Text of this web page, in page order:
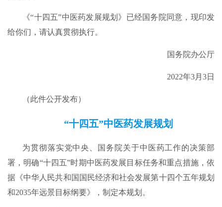
《“十四五”中医药发展规划》已经国务院同意，现印发
给你们，请认真贯彻执行。
国务院办公厅
2022年3月3日
（此件公开发布）
“十四五”中医药发展规划
为贯彻落实党中央、国务院关于中医药工作的决策部
署，明确“十四五”时期中医药发展目标任务和重点措施，依
据《中华人民共和国国民经济和社会发展第十四个五年规划
和2035年远景目标纲要》，制定本规划。